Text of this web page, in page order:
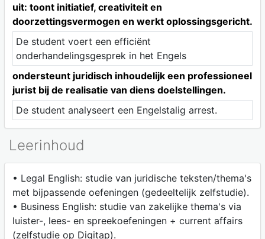
uit: toont initiatief, creativiteit en
doorzettingsvermogen en werkt oplossingsgericht.
De student voert een efficiënt
onderhandelingsgesprek in het Engels
ondersteunt juridisch inhoudelijk een professioneel
jurist bij de realisatie van diens doelstellingen.
De student analyseert een Engelstalig arrest.
Leerinhoud
• Legal English: studie van juridische teksten/thema's
met bijpassende oefeningen (gedeeltelijk zelfstudie).
• Business English: studie van zakelijke thema's via
luister-, lees- en spreekoefeningen + current affairs
(zelfstudie op Digitap).